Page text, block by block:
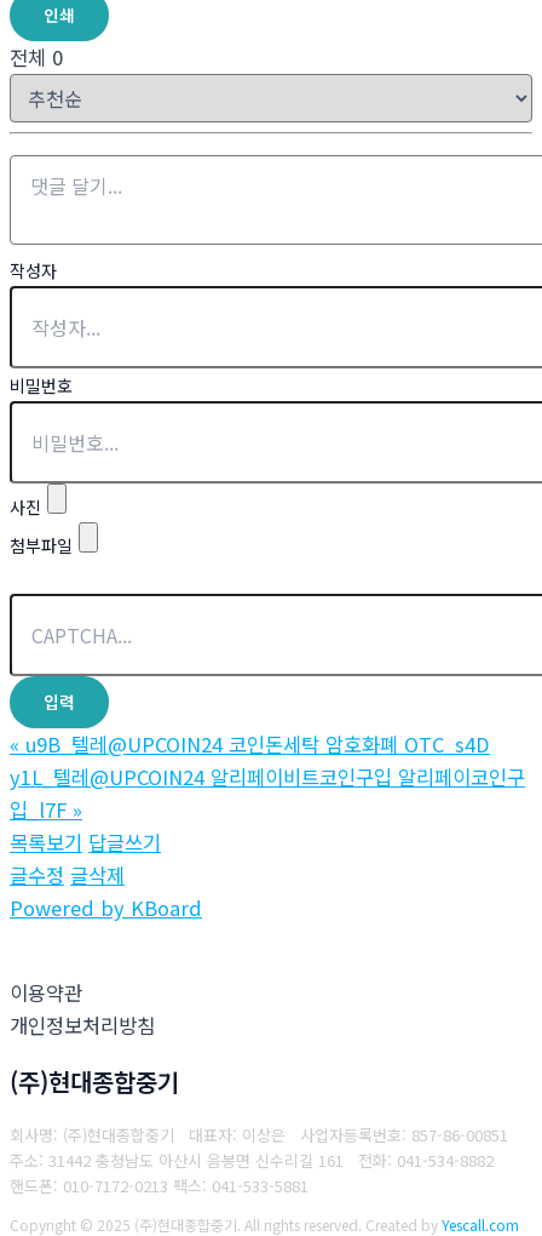
인쇄
전체 0
작성자
비밀번호
사진
첨부파일
« u9B_텔레@UPCOIN24 코인돈세탁 암호화폐 OTC_s4D
y1L_텔레@UPCOIN24 알리페이비트코인구입 알리페이코인구
입_l7F »
목록보기 답글쓰기
글수정 글삭제
Powered by KBoard
이용약관
개인정보처리방침
(주)현대종합중기
회사명: (주)현대종합중기 대표자: 이상은 사업자등록번호: 857-86-00851
주소: 31442 충청남도 아산시 음봉면 신수리길 161 전화: 041-534-8882
핸드폰: 010-7172-0213 팩스: 041-533-5881
Copyright © 2025 (주)현대종합중기. All rights reserved. Created byYescall.com